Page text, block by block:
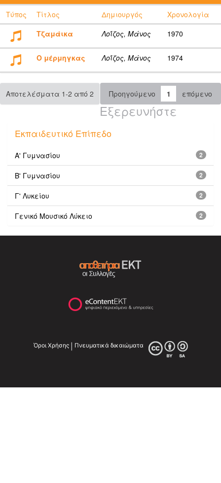
Τύπος Τίτλος Δημιουργός
Χρονολογία
Τζαμάικα
Λοΐζος, Μάνος 1970
Ο μέρμηγκας Λοΐζος, Μάνος 1974
Αποτελέσματα 1-2 από 2 Προηγούμενο 1 επόμενο
Εξερευνήστε
Εκπαιδευτικό Επίπεδο
2
Α' Γυμνασίου
2
Β' Γυμνασίου
2
Γ' Λυκείου
2
Γενικό Μουσικό Λύκειο